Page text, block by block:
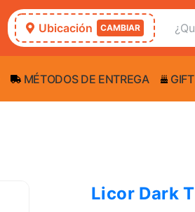
Ubicación CAMBIAR
MÉTODOS DE ENTREGA
Licor Dark